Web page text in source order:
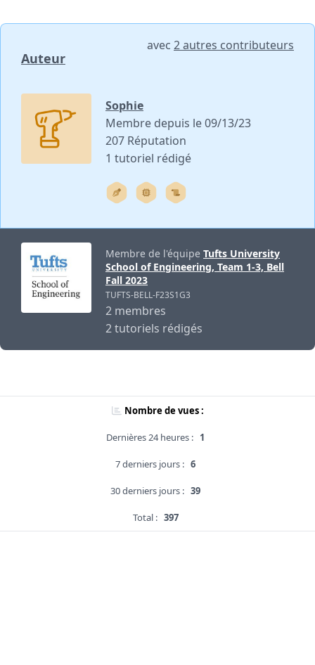
Auteur
avec 2 autres contributeurs
Sophie
Membre depuis le 09/13/23
207 Réputation
1 tutoriel rédigé
Membre de l'équipe Tufts University
School of Engineering, Team 1-3, Bell
Fall 2023
TUFTS-BELL-F23S1G3
2 membres
2 tutoriels rédigés
Nombre de vues :
Dernières 24 heures : 1
7 derniers jours : 6
30 derniers jours : 39
Total : 397